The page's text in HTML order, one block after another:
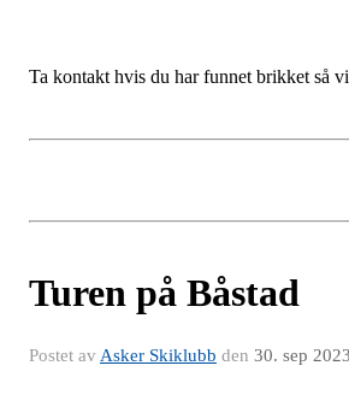
Ta kontakt hvis du har funnet brikket så
Turen på Båstad
Postet av Asker Skiklubb den 30. sep 2023